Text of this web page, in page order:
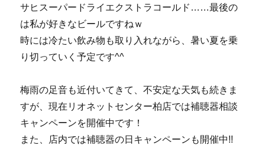
サヒスーパードライエクストラコールド……最後の
は私が好きなビールですねｗ
時には冷たい飲み物も取り入れながら、暑い夏を乗
り切っていく予定です^^
梅雨の足音も近付いてきて、不安定な天気も続きま
すが、現在リオネットセンター柏店では補聴器相談
キャンペーンを開催中です！
また、店内では補聴器の日キャンペーンも開催中!!